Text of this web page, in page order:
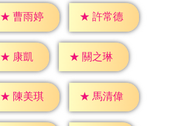
★ 曹雨婷 ★ 許常德
★ 康凱 ★ 關之琳
★ 陳美琪 ★ 馬清偉